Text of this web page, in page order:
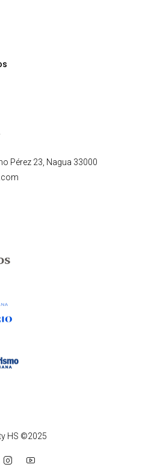
Pérez 23, Nagua 33000
HS ©2025